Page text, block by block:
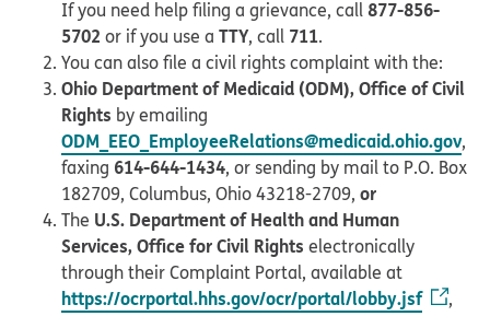
If you need help filing a grievance, call877-856-
5702 or if you use a TTY, call 711.
You can also file a civil rights complaint with the:
Ohio Department of Medicaid (ODM), Office of Civil
Rights by emailing
ODM_EEO_EmployeeRelations@medicaid.ohio.gov,
faxing 614-644-1434, or sending by mail to P.O. Box
182709, Columbus, Ohio 43218-2709, or
The U.S. Department of Health and Human
Services, Office for Civil Rights electronically
through their Complaint Portal, available at
https://ocrportal.hhs.gov/ocr/portal/lobby.jsf
,